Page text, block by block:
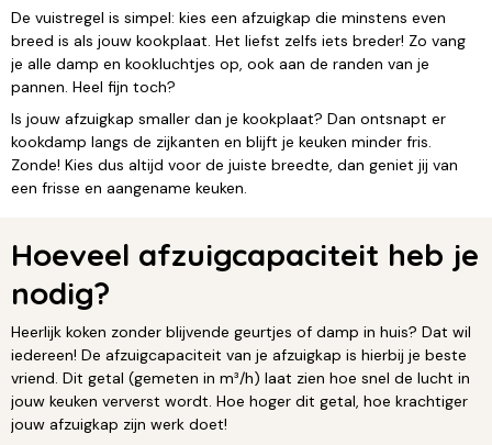
De vuistregel is simpel: kies een afzuigkap die minstens even
breed is als jouw kookplaat. Het liefst zelfs iets breder! Zo vang
je alle damp en kookluchtjes op, ook aan de randen van je
pannen. Heel fijn toch?
Is jouw afzuigkap smaller dan je kookplaat? Dan ontsnapt er
kookdamp langs de zijkanten en blijft je keuken minder fris.
Zonde! Kies dus altijd voor de juiste breedte, dan geniet jij van
een frisse en aangename keuken.
Hoeveel afzuigcapaciteit heb je
nodig?
Heerlijk koken zonder blijvende geurtjes of damp in huis? Dat wil
iedereen! De afzuigcapaciteit van je afzuigkap is hierbij je beste
vriend. Dit getal (gemeten in m³/h) laat zien hoe snel de lucht in
jouw keuken ververst wordt. Hoe hoger dit getal, hoe krachtiger
jouw afzuigkap zijn werk doet!